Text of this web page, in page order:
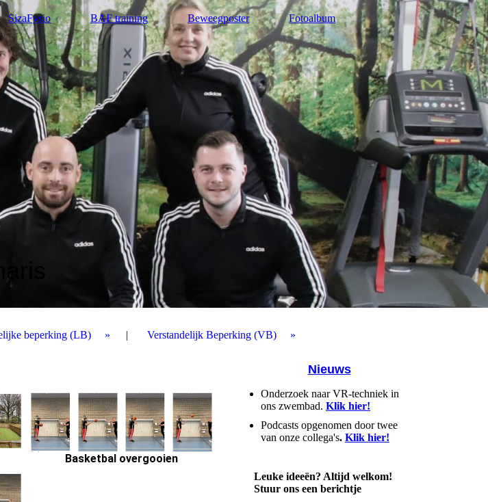
SizaFysio BAF training Beweegposter Fotoalbum
beperking (LB) Verstandelijk Beperking (VB)
Basketbal overgooien
Nieuws
Onderzoek naar VR-techniek in
ons zwembad. Klik hier!
Podcasts opgenomen door twee
van onze collega's. Klik hier!
Leuke ideeën? Altijd welkom!
Stuur ons een berichtje